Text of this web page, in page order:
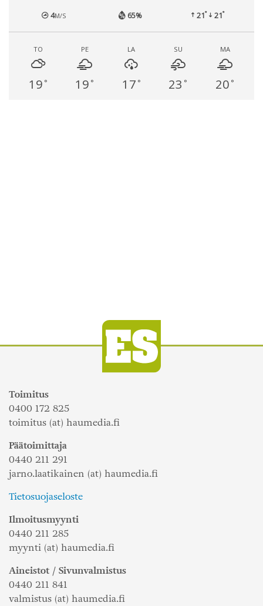
4M/S 65% 21° 21°
TO
19 °
PE
19 °
LA
17 °
SU
23 °
MA
20 °
Toimitus
0400 172 825
toimitus (at) haumedia.fi
Päätoimittaja
0440 211 291
jarno.laatikainen (at) haumedia.fi
Tietosuojaseloste
Ilmoitusmyynti
0440 211 285
myynti (at) haumedia.fi
Aineistot / Sivunvalmistus
0440 211 841
valmistus (at) haumedia.fi